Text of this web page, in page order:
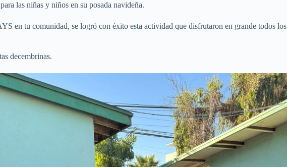
las niñas y niños en su posada navideña.
en tu comunidad, se logró con éxito esta actividad que disfrutaron en grande todos los
decembrinas.